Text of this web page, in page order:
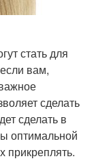
стать для
вам,
сделать
сделать в
оптимальной
прикреплять.